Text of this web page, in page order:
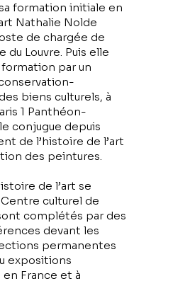
formation initiale en
Nathalie Nolde
de chargée de
du Louvre. Puis elle
par un
biens culturels, à
1 Panthéon-
conjugue depuis
de l’histoire de l’art
des peintures.
de l’art se
culturel de
complétés par des
devant les
permanentes
expositions
France et à